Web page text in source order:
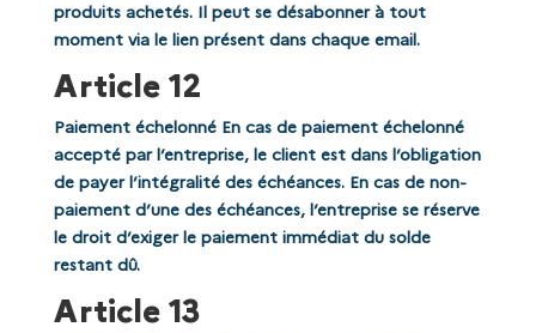
produits achetés. Il peut se désabonner à tout
moment via le lien présent dans chaque email.
Article 12
Paiement échelonné En cas de paiement échelonné
accepté par l’entreprise, le client est dans l’obligation
de payer l’intégralité des échéances. En cas de non-
paiement d’une des échéances, l’entreprise se réserve
le droit d’exiger le paiement immédiat du solde
restant dû.
Article 13